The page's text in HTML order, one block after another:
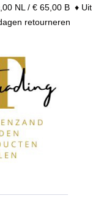
NL / € 65,00 B ♦ Uit
retourneren